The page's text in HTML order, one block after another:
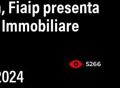
Fiaip presenta
5266